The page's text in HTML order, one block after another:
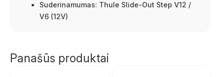
Suderinamumas: Thule Slide-Out Step V12 /
V6 (12V)
Panašūs produktai